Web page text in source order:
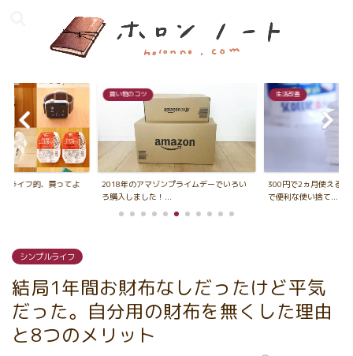
ライフ的、買ってよ
買い物のコツ
2018年のアマゾンプライムデーでいろい
ろ購入しました！...
生活改善
300円で2ヵ月使える！
で便利な使い捨て...
シンプルライフ
結局1年間お財布なしだったけど平気
だった。自分用の財布を無くした理由
と8つのメリット